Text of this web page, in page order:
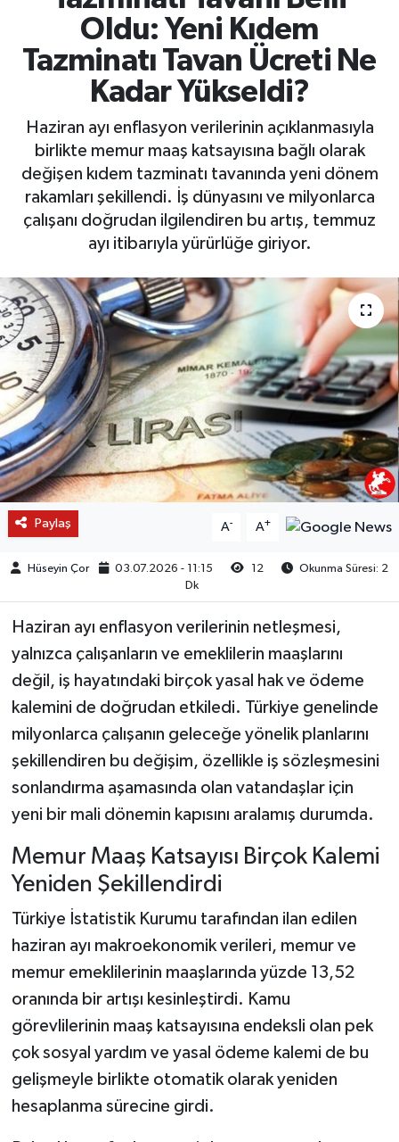
Oldu: Yeni Kıdem
Tazminatı Tavan Ücreti Ne
Kadar Yükseldi?
Haziran ayı enflasyon verilerinin açıklanmasıyla
birlikte memur maaş katsayısına bağlı olarak
değişen kıdem tazminatı tavanında yeni dönem
rakamları şekillendi. İş dünyasını ve milyonlarca
çalışanı doğrudan ilgilendiren bu artış, temmuz
ayı itibarıyla yürürlüğe giriyor.
Paylaş A- A+
Hüseyin Çor 03.07.2026 - 11:15 12
Okunma Süresi: 2
Dk
Haziran ayı enflasyon verilerinin netleşmesi,
yalnızca çalışanların ve emeklilerin maaşlarını
değil, iş hayatındaki birçok yasal hak ve ödeme
kalemini de doğrudan etkiledi. Türkiye genelinde
milyonlarca çalışanın geleceğe yönelik planlarını
şekillendiren bu değişim, özellikle iş sözleşmesini
sonlandırma aşamasında olan vatandaşlar için
yeni bir mali dönemin kapısını aralamış durumda.
Memur Maaş Katsayısı Birçok Kalemi
Yeniden Şekillendirdi
Türkiye İstatistik Kurumu tarafından ilan edilen
haziran ayı makroekonomik verileri, memur ve
memur emeklilerinin maaşlarında yüzde 13,52
oranında bir artışı kesinleştirdi. Kamu
görevlilerinin maaş katsayısına endeksli olan pek
çok sosyal yardım ve yasal ödeme kalemi de bu
gelişmeyle birlikte otomatik olarak yeniden
hesaplanma sürecine girdi.